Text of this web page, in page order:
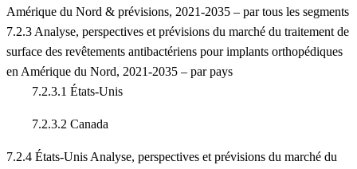
Amérique du Nord & prévisions, 2021-2035 – par tous les segments
7.2.3 Analyse, perspectives et prévisions du marché du traitement de
surface des revêtements antibactériens pour implants orthopédiques
en Amérique du Nord, 2021-2035 – par pays
7.2.3.1 États-Unis
7.2.3.2 Canada
7.2.4 États-Unis Analyse, perspectives et prévisions du marché du